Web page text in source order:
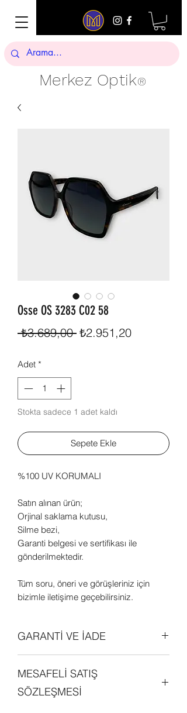
Merkez Optik®
Osse OS 3283 C02 58
₺3.689,00 Normal
₺2.951,20İndirimli
Adet *
Stokta sadece 1 adet kaldı
Sepete Ekle
%100 UV KORUMALI
Satın alınan ürün;
Orjinal saklama kutusu,
Silme bezi,
Garanti belgesi ve sertifikası ile
gönderilmektedir.
Tüm soru, öneri ve görüşleriniz için
bizimle iletişime geçebilirsiniz.
GARANTİ VE İADE
garantilidir. Daha detaylı bilgi edinmek
için sitemizdeki "GARANTİ ve İADE
POLİTİKALARI" bölümünü
MESAFELİ SATIŞ
SÖZLEŞMESİ